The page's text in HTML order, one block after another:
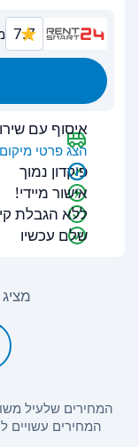
7.7
איסוף עם
הצג פרטי מיקום
פיקדון נמוך
אישור מיידי!
ללא הגבלת
שלם עכשיו
מציג 9 מתוך 50 cars מכוניות
המחירים